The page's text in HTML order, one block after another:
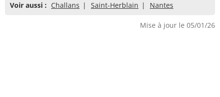
Voir aussi : Challans Saint-Herblain Nantes
Mise à jour le 05/01/26